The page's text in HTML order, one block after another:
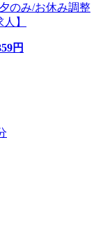
のみ/お休み調整
】
円